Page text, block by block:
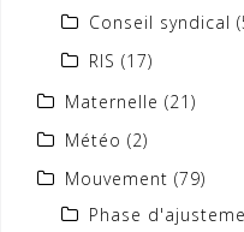
Conseil syndical
RIS (17)
Maternelle (21)
Météo (2)
Mouvement (79)
Phase